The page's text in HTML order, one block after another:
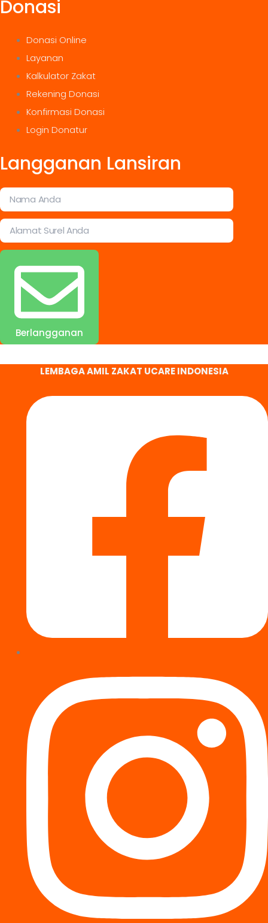
Donasi
Donasi Online
Layanan
Kalkulator Zakat
Rekening Donasi
Konfirmasi Donasi
Login Donatur
Langganan Lansiran
Berlangganan
LEMBAGA AMIL ZAKAT UCARE INDONESIA